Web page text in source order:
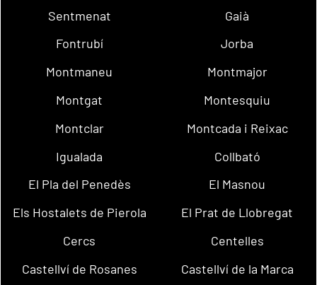
Sentmenat
Gaià
Fontrubí
Jorba
Montmaneu
Montmajor
Montgat
Montesquiu
Montclar
Montcada i Reixac
Igualada
Collbató
El Pla del Penedès
El Masnou
Els Hostalets de Pierola
El Prat de Llobregat
Cercs
Centelles
Castellví de Rosanes
Castellví de la Marca